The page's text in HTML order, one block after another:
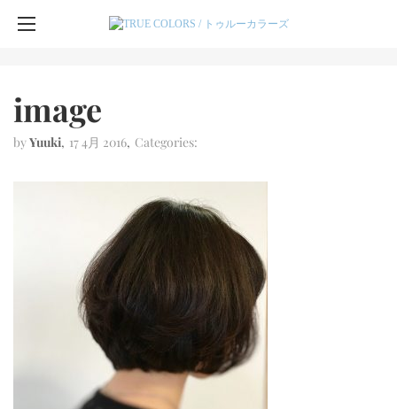
image
byYuuki 17 4月 2016 Categories: